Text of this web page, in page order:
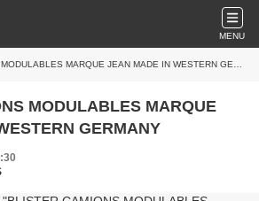
MENU
MARQUE JEAN MADE IN WESTERN GERMANY
MODULABLES MARQUE
GERMANY